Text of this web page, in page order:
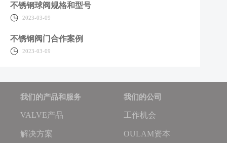
不锈钢球阀规格和型号
2023-03-09
不锈钢阀门合作案例
2023-03-09
我们的产品和服务
VALVE产品
解决方案
我们的公司
工作机会
OULAM资本